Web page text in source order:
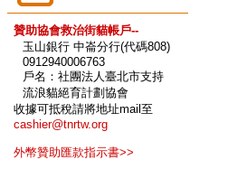
贊助協會救治街貓帳戶--
玉山銀行 中崙分行(代碼808)
0912940006763
戶名：社團法人臺北市支持
流浪貓絕育計劃協會
收據可抵稅請將地址mail至
cashier@tnrtw.org
外幣贊助匯款指示書>>